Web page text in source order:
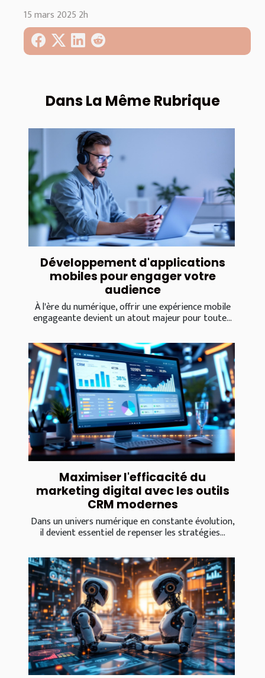
Dans La Même Rubrique
Développement d'applications
mobiles pour engager votre
audience
À l'ère du numérique, offrir une expérience mobile
engageante devient un atout majeur pour toute...
Maximiser l'efficacité du
marketing digital avec les outils
CRM modernes
Dans un univers numérique en constante évolution,
il devient essentiel de repenser les stratégies...
15 mars 2025 2h